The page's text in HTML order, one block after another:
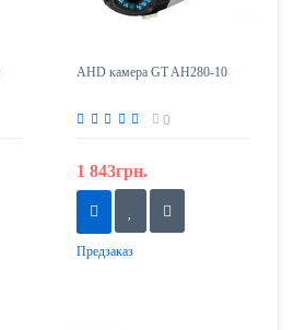
AHD камера GT AH280-10
0
1 843грн.
Предзаказ